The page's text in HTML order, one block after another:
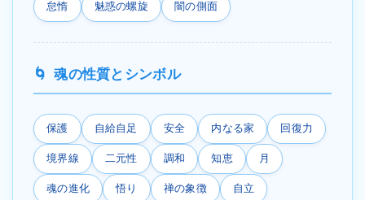
怠惰 魅惑の螺旋 闇の側面
魂の性質とシンボル
保護 自給自足 安全 内なる家 回復力
境界線 二元性 調和 知恵 月
魂の進化 悟り 禅の象徴 自立